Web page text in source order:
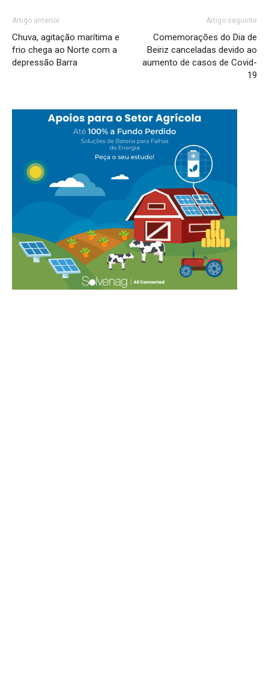
Artigo anterior
Chuva, agitação marítima e
frio chega ao Norte com a
depressão Barra
Artigo seguinte
Comemorações do Dia de
Beiriz canceladas devido ao
aumento de casos de Covid-
19